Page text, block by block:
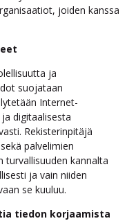
joiden kanssa
ja
suojataan
Internet-
digitaalisesta
Rekisterinpitäjä
palvelimien
kannalta
ja vain niiden
se kuuluu.
tiedon korjaamista